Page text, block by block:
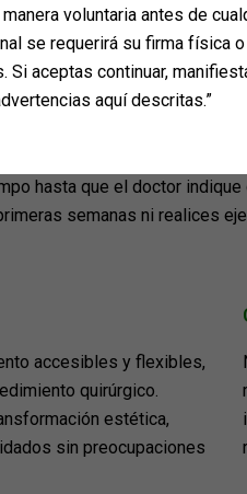
hasta que el doctor lo
tres semanas,
secos todo el tiempo.
elevada (semisentado/
hasta que el doctor indique
semanas ni realices
accesibles y flexibles,
quirúrgico.
estética,
sin preocupaciones
voluntaria antes de
se requerirá su firma física
Si aceptas continuar,
aquí descritas.”